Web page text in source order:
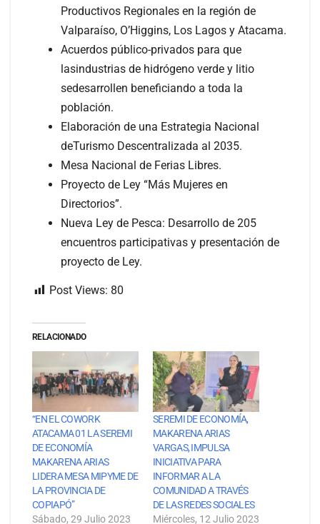
Productivos Regionales en la región de
Valparaíso, O’Higgins, Los Lagos y Atacama.
Acuerdos público-privados para que
lasindustrias de hidrógeno verde y litio
sedesarrollen beneficiando a toda la
población.
Elaboración de una Estrategia Nacional
deTurismo Descentralizada al 2035.
Mesa Nacional de Ferias Libres.
Proyecto de Ley “Más Mujeres en
Directorios”.
Nueva Ley de Pesca: Desarrollo de 205
encuentros participativas y presentación de
proyecto de Ley.
Post Views: 80
RELACIONADO
“EN EL COWORK
ATACAMA 01 LA SEREMI
DE ECONOMÍA
MAKARENA ARIAS
LIDERA MESA MIPYME DE
LA PROVINCIA DE
COPIAPÓ”
Sábado, 29 Julio 2023
SEREMI DE ECONOMÍA,
MAKARENA ARIAS
VARGAS, IMPULSA
INICIATIVA PARA
INFORMAR A LA
COMUNIDAD A TRAVÉS
DE LAS REDES SOCIALES
Miércoles, 12 Julio 2023